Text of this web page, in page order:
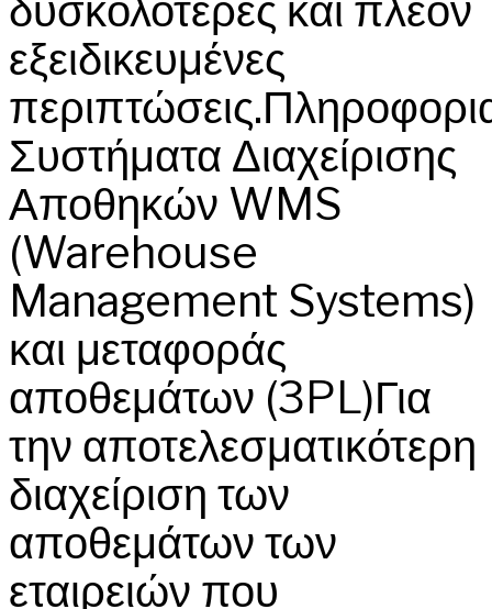
εξειδικευμένες
Συστήματα Διαχείρισης
Αποθηκών WMS
(Warehouse
Management Systems)
και μεταφοράς
αποθεμάτων (3PL)Για
την αποτελεσματικότερη
διαχείριση των
αποθεμάτων των
εταιρειών που